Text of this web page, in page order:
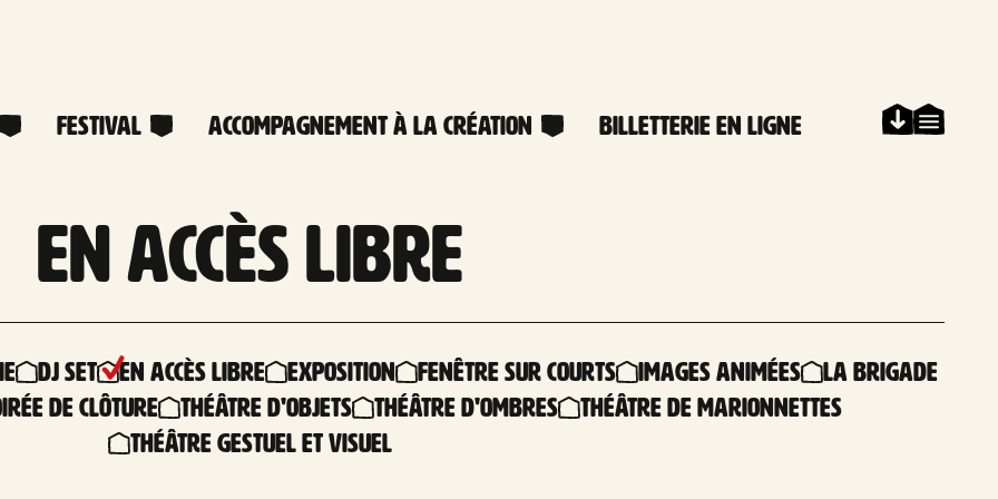
Festival Accompagnement à la création Billetterie en ligne
En accès libre
DJ Set En accès libre Exposition Fenêtre sur courts Images animées
La Brigade
de clôture Théâtre d'objets Théâtre d'ombres
Théâtre de marionnettes
Théâtre gestuel et visuel